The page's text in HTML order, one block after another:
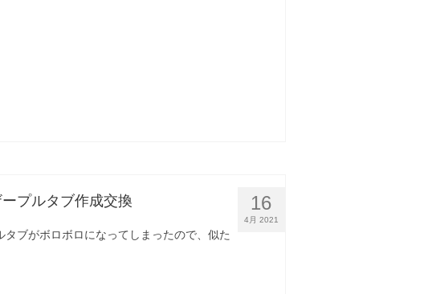
16
4月 2021
プルタブ作成交換
ブがボロボロになってしまったので、似た